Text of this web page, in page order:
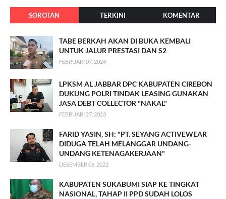
SOROTAN TERKINI KOMENTAR
TABE BERKAH AKAN DI BUKA KEMBALI
UNTUK JALUR PRESTASI DAN S2
FEBRUARI 07, 2024
LPKSM AL JABBAR DPC KABUPATEN CIREBON
DUKUNG POLRI TINDAK LEASING GUNAKAN
JASA DEBT COLLECTOR "NAKAL"
FEBRUARI 27, 2023
FARID YASIN, SH: "PT. SEYANG ACTIVEWEAR
DIDUGA TELAH MELANGGAR UNDANG-
UNDANG KETENAGAKERJAAN"
DESEMBER 06, 2022
KABUPATEN SUKABUMI SIAP KE TINGKAT
NASIONAL, TAHAP II PPD SUDAH LOLOS